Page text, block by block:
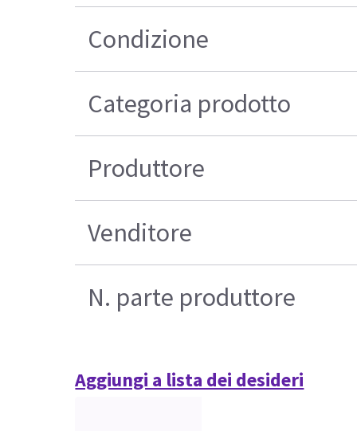
Condizione
Categoria prodotto
Produttore
Venditore
N. parte produttore
Aggiungi a lista dei desideri